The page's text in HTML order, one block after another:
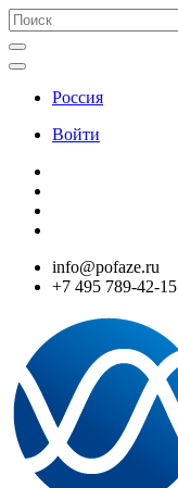
Россия
Войти
info@pofaze.ru
+7 495 789-42-15